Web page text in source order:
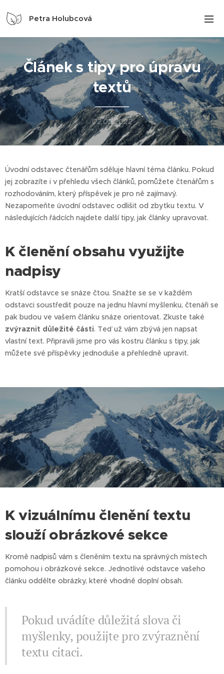
Petra Holubcová
Článek s tipy pro úpravu
textů
02.08.2022
Úvodní odstavec čtenářům sděluje hlavní téma článku. Pokud
jej zobrazíte i v přehledu všech článků, pomůžete čtenářům s
rozhodováním, který příspěvek je pro ně zajímavý.
Nezapomeňte úvodní odstavec odlišit od zbytku textu. V
následujících řádcích najdete další tipy, jak články upravovat.
K členění obsahu využijte
nadpisy
Kratší odstavce se snáze čtou. Snažte se se v každém
odstavci soustředit pouze na jednu hlavní myšlenku, čtenáři se
pak budou ve vašem článku snáze orientovat. Zkuste také
zvýraznit důležité části. Teď už vám zbývá jen napsat
vlastní text. Připravili jsme pro vás kostru článku s tipy, jak
můžete své příspěvky jednoduše a přehledně upravit.
K vizuálnímu členění textu
slouží obrázkové sekce
Kromě nadpisů vám s členěním textu na správných místech
pomohou i obrázkové sekce. Jednotlivé odstavce vašeho
článku oddělte obrázky, které vhodně doplní obsah.
Pokud uvádíte důležitá slova či
myšlenky, použijte pro zvýraznění
textu citaci.